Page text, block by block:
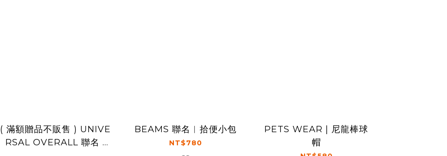
( 滿額贈品不販售 ) UNIVE
RSAL OVERALL 聯名 |
BEAMS 聯名︱拾便小包
NT$780
PETS WEAR | 尼龍棒球
帽